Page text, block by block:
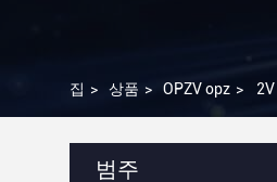
집 > 상품 > OPZV opz >
범주